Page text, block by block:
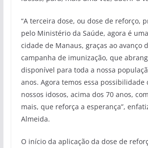
“A terceira dose, ou dose de reforço,
pelo Ministério da Saúde, agora é
cidade de Manaus, graças ao avanço
campanha de imunização, que
disponível para toda a nossa
anos. Agora temos essa possibilidade
nossos idosos, acima dos 70 anos,
mais, que reforça a esperança”,
Almeida.
O início da aplicação da dose de